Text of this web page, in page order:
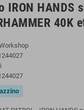
IRON HANDS
40K